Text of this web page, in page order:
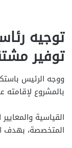
توجيه
توفير
ووجه الرئيس
بالمشروع لإقامته
القياسية
المتخصصة، بهدف